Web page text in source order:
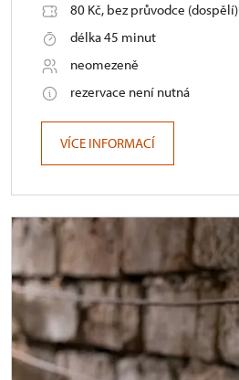
80 Kč, bez průvodce (dospělí)
délka 45 minut
neomezeně
rezervace není nutná
VÍCE INFORMACÍ